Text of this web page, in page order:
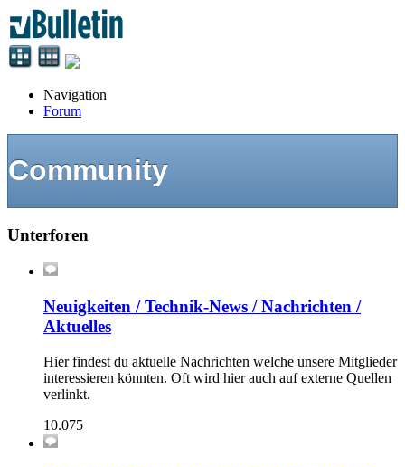
Navigation
Forum
Community
Unterforen
Neuigkeiten / Technik-News / Nachrichten /
Aktuelles
Hier findest du aktuelle Nachrichten welche unsere Mitglieder
interessieren könnten. Oft wird hier auch auf externe Quellen
verlinkt.
10.075